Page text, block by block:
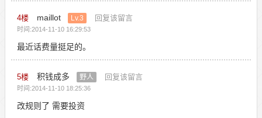
4楼 maillot Lv.3 回复该留言
时间:2014-11-10 16:29:53
最近话费量挺足的。
5楼 积钱成多 野人 回复该留言
时间:2014-11-10 18:25:36
改规则了 需要投资